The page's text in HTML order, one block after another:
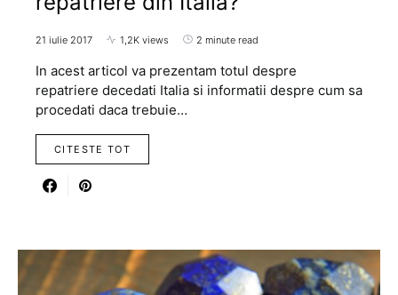
21 iulie 2017 1,2K views 2 minute read
In acest articol va prezentam totul despre
repatriere decedati Italia si informatii despre cum sa
procedati daca trebuie…
CITESTE TOT